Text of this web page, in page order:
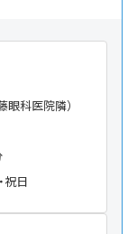
科医院隣）
祝日